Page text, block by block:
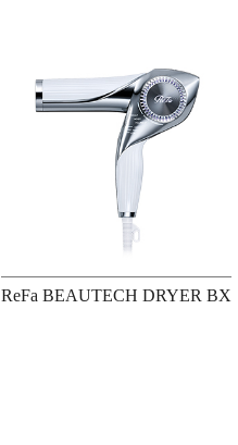
ReFa BEAUTECH DRYER BX